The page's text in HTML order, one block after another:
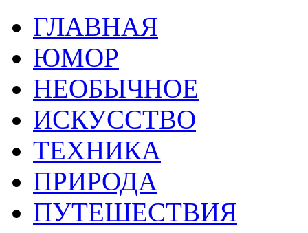
ГЛАВНАЯ
ЮМОР
НЕОБЫЧНОЕ
ИСКУССТВО
ТЕХНИКА
ПРИРОДА
ПУТЕШЕСТВИЯ